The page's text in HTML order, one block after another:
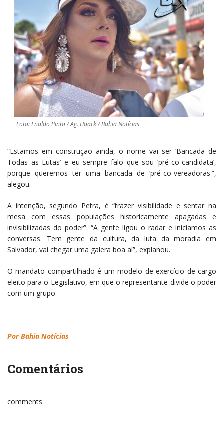
Foto: Enaldo Pinto / Ag. Haack / Bahia Notícias
“Estamos em construção ainda, o nome vai ser ‘Bancada de
Todas as Lutas’ e eu sempre falo que sou ‘pré-co-candidata’,
porque queremos ter uma bancada de ‘pré-co-vereadoras'”,
alegou.
A intenção, segundo Petra, é “trazer visibilidade e sentar na
mesa com essas populações historicamente apagadas e
invisibilizadas do poder”. “A gente ligou o radar e iniciamos as
conversas. Tem gente da cultura, da luta da moradia em
Salvador, vai chegar uma galera boa aí”, explanou.
O mandato compartilhado é um modelo de exercício de cargo
eleito para o Legislativo, em que o representante divide o poder
com um grupo.
Por Bahia Notícias
Comentários
comments